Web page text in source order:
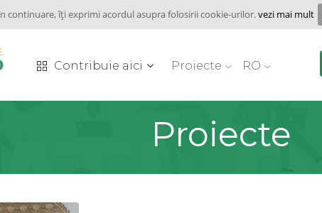
continuare, îţi exprimi acordul asupra folosirii cookie-urilor.vezi mai mult
Contribuie aici Proiecte RO
Proiecte